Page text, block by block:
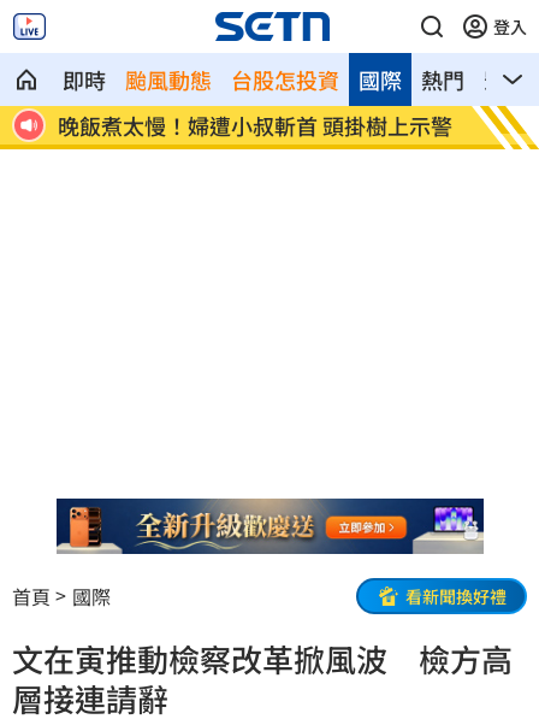
登入
即時 颱風動態 台股怎投資 熱門 影音
國際
吃
晚飯煮太慢！婦遭小叔斬首 頭掛樹上示警 消失
首頁 國際 看新聞換好禮
文在寅推動檢察改革掀風波 檢方高
層接連請辭